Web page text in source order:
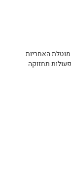
מוטלת האחריות
תחזוקה